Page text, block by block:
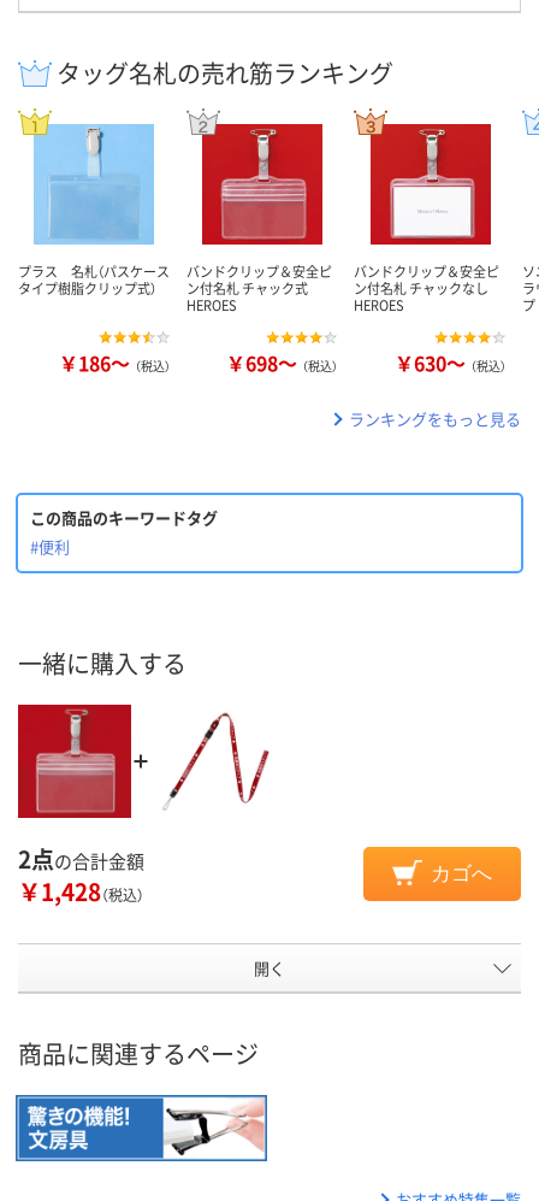
タッグ名札の売れ筋ランキング
プラス 名札（パスケース
タイプ樹脂クリップ式）
￥186～ （税込）
バンドクリップ＆安全ピ
ン付名札 チャック式
HEROES
￥698～ （税込）
バンドクリップ＆安全ピ
ン付名札 チャックなし
HEROES
￥630～ （税込）
ランキングをもっと見る
この商品のキーワードタグ
#便利
一緒に購入する
2点の合計金額
￥1,428（税込）
カゴへ
開く
商品に関連するページ